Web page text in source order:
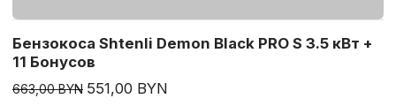
Бензокоса Shtenli Demon Black PRO S 3.5 кВт +
11 Бонусов
663,00 BYN 551,00 BYN